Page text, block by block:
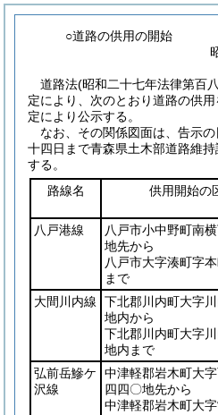
○道路の供用の開始
道路法(昭和二十七年法律第百
定により、次のとおり道路の供
定により公示する。
なお、その関係図面は、告示
十四日まで青森県土木部道路維
する。
路線名
供用開始の
八戸港線
八戸市小中野町南
地先から
八戸市大字湊町字
まで
大間川内線
下北郡川内町大字川
地内から
下北郡川内町大字川
地内まで
弘前岳鰺ケ
沢線
中津軽郡岩木町大
四四〇地先から
中津軽郡岩木町大